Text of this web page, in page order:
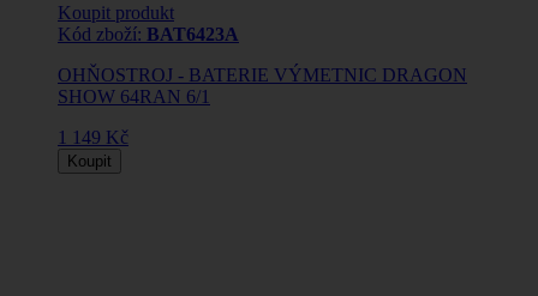
Koupit produkt
Kód zboží: BAT6423A
OHŇOSTROJ - BATERIE VÝMETNIC DRAGON
SHOW 64RAN 6/1
1 149 Kč
Koupit